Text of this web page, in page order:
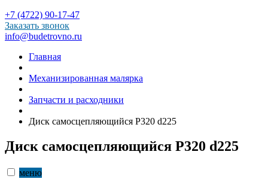
+7 (4722) 90-17-47
Заказать звонок
info@budetrovno.ru
Главная
Механизированная малярка
Запчасти и расходники
Диск самосцепляющийся Р320 d225
Диск самосцепляющийся Р320 d225
меню